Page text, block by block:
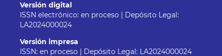
Versión digital
ISSN electrónico: en proceso | Depósito Legal:
LA2024000024
Versión impresa
ISSN: en proceso | Depósito Legal: LA2024000024